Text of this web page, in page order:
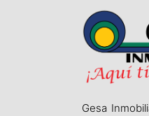
Gesa